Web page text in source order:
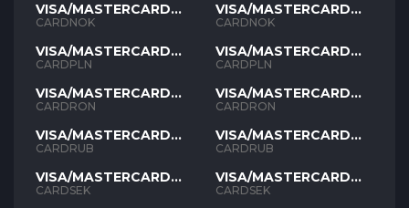
VISA/MASTERCARD
NOK
CARDNOK
VISA/MASTERCARD
PLN
CARDPLN
VISA/MASTERCARD
RON
CARDRON
VISA/MASTERCARD
RUB
CARDRUB
VISA/MASTERCARD
SEK
CARDSEK
VISA/MASTERCARD
NOK
CARDNOK
VISA/MASTERCARD
PLN
CARDPLN
VISA/MASTERCARD
RON
CARDRON
VISA/MASTERCARD
RUB
CARDRUB
VISA/MASTERCARD
SEK
CARDSEK